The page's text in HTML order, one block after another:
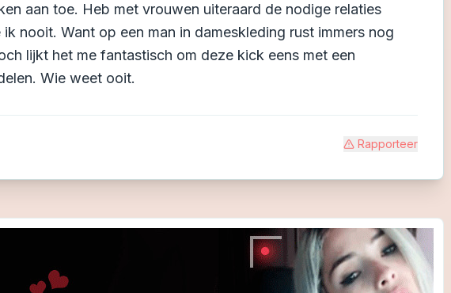
aan toe. Heb met vrouwen uiteraard de nodige relaties
nooit. Want op een man in dameskleding rust immers nog
lijkt het me fantastisch om deze kick eens met een
Wie weet ooit.
Rapporteer